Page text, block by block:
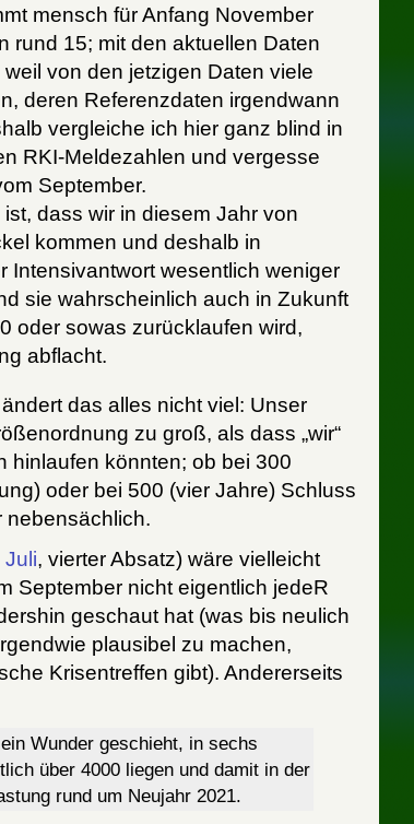
mensch für Anfang November
rund 15; mit den aktuellen Daten
von den jetzigen Daten viele
deren Referenzdaten irgendwann
vergleiche ich hier ganz blind in
RKI-Meldezahlen und vergesse
September.
dass wir in diesem Jahr von
kommen und deshalb in
Intensivantwort wesentlich weniger
sie wahrscheinlich auch in Zukunft
oder sowas zurücklaufen wird,
abflacht.
das alles nicht viel: Unser
zu groß, als dass „wir“
hinlaufen könnten; ob bei 300
oder bei 500 (vier Jahre) Schluss
nebensächlich.
Juli, vierter Absatz) wäre vielleicht
September nicht eigentlich jedeR
geschaut hat (was bis neulich
plausibel zu machen,
Krisentreffen gibt). Andererseits
Wunder geschieht, in sechs
über 4000 liegen und damit in der
rund um Neujahr 2021.